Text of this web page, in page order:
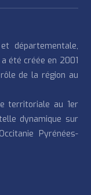
départementale,
été créée en 2001
de la région au
territoriale au 1er
dynamique sur
Pyrénées-